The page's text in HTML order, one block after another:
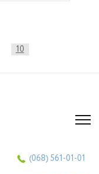
10
(068) 561-01-01